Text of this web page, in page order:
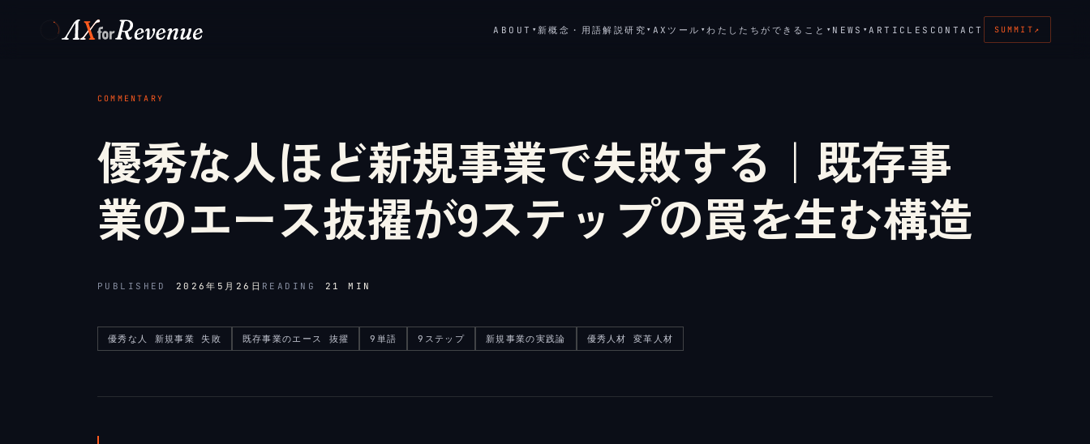
ABOUT ▾ 新概念・用語解説研究 ▾ AXツール ▾ わたしたちができること ▾ NEWS ▾ ARTICLES CONTACT SUMMIT ↗
COMMENTARY
優秀な人ほど新規事業で失敗する｜既存事
業のエース抜擢が9ステップの罠を生む構造
PUBLISHED 2026年5月26日 READING 21 MIN
優秀な人 新規事業 失敗 既存事業のエース 抜擢 9単語 9ステップ 新規事業の実践論 優秀人材 変革人材